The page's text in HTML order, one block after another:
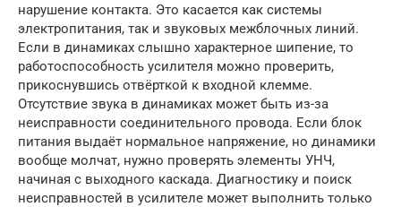
нарушение контакта. Это касается как системы
электропитания, так и звуковых межблочных линий.
Если в динамиках слышно характерное шипение, то
работоспособность усилителя можно проверить,
прикоснувшись отвёрткой к входной клемме.
Отсутствие звука в динамиках может быть из-за
неисправности соединительного провода. Если блок
питания выдаёт нормальное напряжение, но динамики
вообще молчат, нужно проверять элементы УНЧ,
начиная с выходного каскада. Диагностику и поиск
неисправностей в усилителе может выполнить только